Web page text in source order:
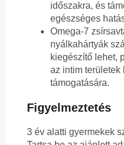
időszakra, és
egészséges
Omega-7
nyálkahártyák
kiegészítő lehet,
az intim területek
támogatására.
Figyelmeztetés
3 év alatti gyermekek